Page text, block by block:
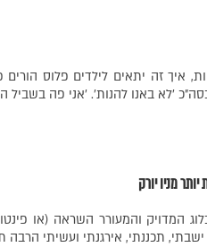
׳לא באנו להנות׳. ׳אני פה בשביל
מניו יורק
המדויק והמעורר השראה (או